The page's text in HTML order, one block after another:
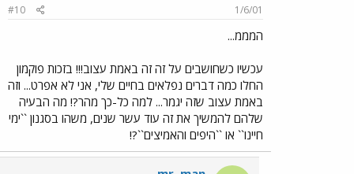
1/6/01
#10
המממ...
עכשיו כשחושבים על זה זה באמת עצוב!!! בזכות פוקמון
החלו כמה דברים נפלאים בחיים שלי, אני לא אפרט... וזה
באמת עצוב שזה יגמר... למה כל-כך מהר?! מה הבעיה
שלהם להמשיך את זה עוד עשר שנים, משהו בסגנון ``ימי
חיינו`` או ``היפים והאמיצים``?!